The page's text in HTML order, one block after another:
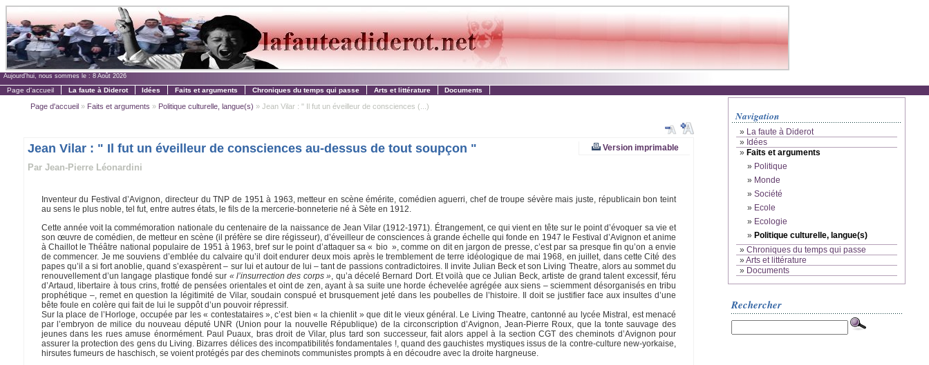
Aujourd'hui, nous sommes le : 8 Août 2026
Page d'accueil La faute à Diderot Idées Faits et arguments Chroniques du temps qui passe Arts et littérature Documents
Page d'accueil» Faits et arguments » Politique culturelle, langue(s) » Jean Vilar : " Il fut un éveilleur de consciences (...)
Version imprimable
Jean Vilar : " Il fut un éveilleur de consciences au-dessus de tout soupçon "
Par Jean-Pierre Léonardini
Inventeur du Festival d’Avignon, directeur du TNP de 1951 à 1963, metteur en scène émérite, comédien aguerri, chef de troupe sévère mais juste, républicain bon teint
au sens le plus noble, tel fut, entre autres états, le fils de la mercerie-bonneterie né à Sète en 1912.
Cette année voit la commémoration nationale du centenaire de la naissance de Jean Vilar (1912-1971). Étrangement, ce qui vient en tête sur le point d’évoquer sa vie et
son œuvre de comédien, de metteur en scène (il préfère se dire régisseur), d’éveilleur de consciences à grande échelle qui fonde en 1947 le Festival d’Avignon et anime
à Chaillot le Théâtre national populaire de 1951 à 1963, bref sur le point d’attaquer sa « bio », comme on dit en jargon de presse, c’est par sa presque fin qu’on a envie
de commencer. Je me souviens d’emblée du calvaire qu’il doit endurer deux mois après le tremblement de terre idéologique de mai 1968, en juillet, dans cette Cité des
papes qu’il a si fort anoblie, quand s’exaspèrent – sur lui et autour de lui – tant de passions contradictoires. Il invite Julian Beck et son Living Theatre, alors au sommet du
renouvellement d’un langage plastique fondé sur « l’insurrection des corps » , qu’a décelé Bernard Dort. Et voilà que ce Julian Beck, artiste de grand talent excessif, féru
d’Artaud, libertaire à tous crins, frotté de pensées orientales et oint de zen, ayant à sa suite une horde échevelée agrégée aux siens – sciemment désorganisés en tribu
prophétique –, remet en question la légitimité de Vilar, soudain conspué et brusquement jeté dans les poubelles de l’histoire. Il doit se justifier face aux insultes d’une
bête foule en colère qui fait de lui le suppôt d’un pouvoir répressif.
Sur la place de l’Horloge, occupée par les « contestataires », c’est bien « la chienlit » que dit le vieux général. Le Living Theatre, cantonné au lycée Mistral, est menacé
par l’embryon de milice du nouveau député UNR (Union pour la nouvelle République) de la circonscription d’Avignon, Jean-Pierre Roux, que la tonte sauvage des
jeunes dans les rues amuse énormément. Paul Puaux, bras droit de Vilar, plus tard son successeur, fait alors appel à la section CGT des cheminots d’Avignon pour
assurer la protection des gens du Living. Bizarres délices des incompatibilités fondamentales !, quand des gauchistes mystiques issus de la contre-culture new-yorkaise,
hirsutes fumeurs de haschisch, se voient protégés par des cheminots communistes prompts à en découdre avec la droite hargneuse.
Navigation
» La faute à Diderot
» Idées
» Faits et arguments
» Politique
» Monde
» Société
» Ecole
» Ecologie
» Politique culturelle, langue(s)
» Chroniques du temps qui passe
»Arts et littérature
» Documents
Rechercher